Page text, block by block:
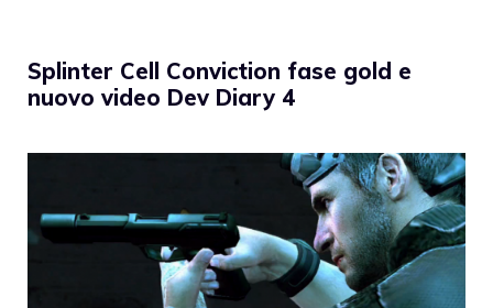
Splinter Cell Conviction fase gold e
nuovo video Dev Diary 4